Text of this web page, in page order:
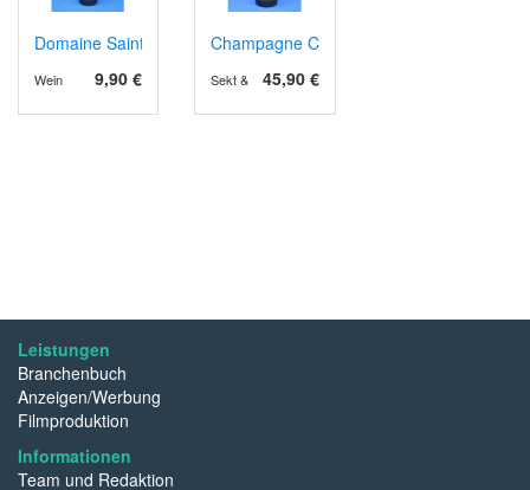
Domaine Sainte Juste AOP Corbières 2021 rot
9,90 €
Wein
Champagne Carte d'Or Brut
45,90 €
Sekt & Schaumwein
Leistungen
Branchenbuch
Anzeigen/Werbung
Filmproduktion
Informationen
Team und Redaktion